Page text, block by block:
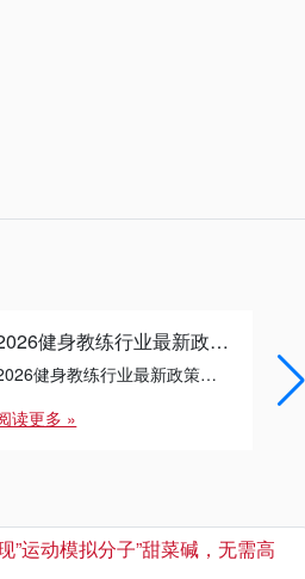
2026健身教练行业最新政策解析：从业者必须了解的2026年08月03日行业动态
2026健身教练行业最新政策解析：从业者必须了解的2026年08月03日行业动态
读更多 »
”运动模拟分子”甜菜碱，无需高